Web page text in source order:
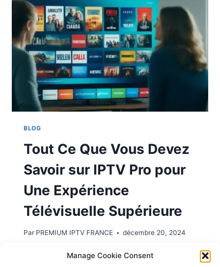
Manage Cookie Consent
BLOG
Tout Ce Que Vous Devez
Savoir sur IPTV Pro pour
Une Expérience
Télévisuelle Supérieure
Par PREMIUM IPTV FRANCE décembre 20, 2024
LIRE LA SUITE